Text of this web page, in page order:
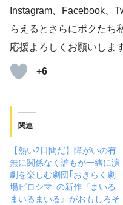
Instagram、Facebook、
らえるとさらにボクたち
応援よろしくお願いしま
+6
関連
【熱い2日間だ】障がいの有
無に関係なく誰もが一緒に演
劇を楽しむ劇団｢おきらく劇
場ピロシマ｣の新作『まいる
まいるまいる』がおもしろそ